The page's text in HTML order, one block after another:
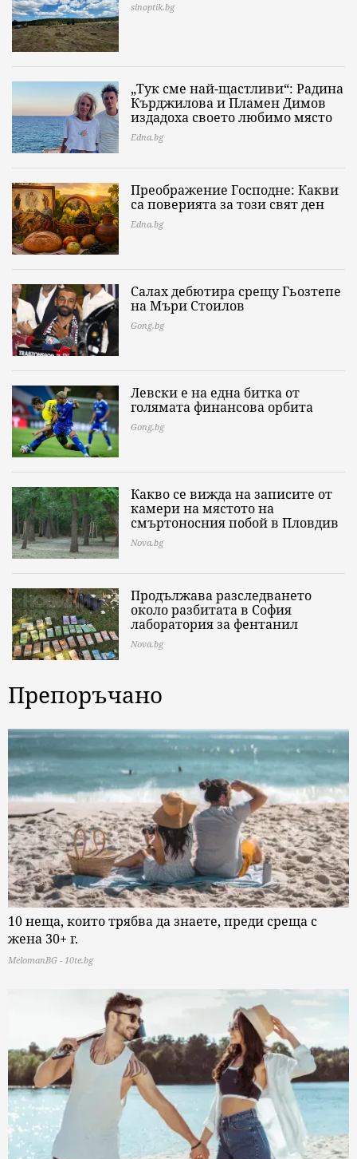
sinoptik.bg
„Тук сме най-щастливи“: Радина
Кърджилова и Пламен Димов
издадоха своето любимо място
Edna.bg
Преображение Господне: Какви
са поверията за този свят ден
Edna.bg
Салах дебютира срещу Гьозтепе
на Мъри Стоилов
Gong.bg
Левски е на една битка от
голямата финансова орбита
Gong.bg
Какво се вижда на записите от
камери на мястото на
смъртоносния побой в Пловдив
Nova.bg
Продължава разследването
около разбитата в София
лаборатория за фентанил
Nova.bg
Препоръчано
10 неща, които трябва да знаете, преди среща с
жена 30+ г.
MelomanBG - 10te.bg